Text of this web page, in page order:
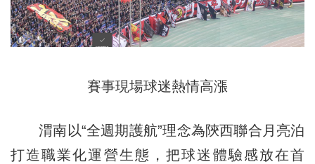
賽事現場球迷熱情高漲
渭南以“全週期護航”理念為陝西聯合月亮泊
打造職業化運營生態，把球迷體驗感放在首